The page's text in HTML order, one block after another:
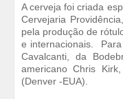
A cerveja foi criada
Cervejaria
pela produção de
e internacionais.
Cavalcanti, da
americano Chris
(Denver -EUA).